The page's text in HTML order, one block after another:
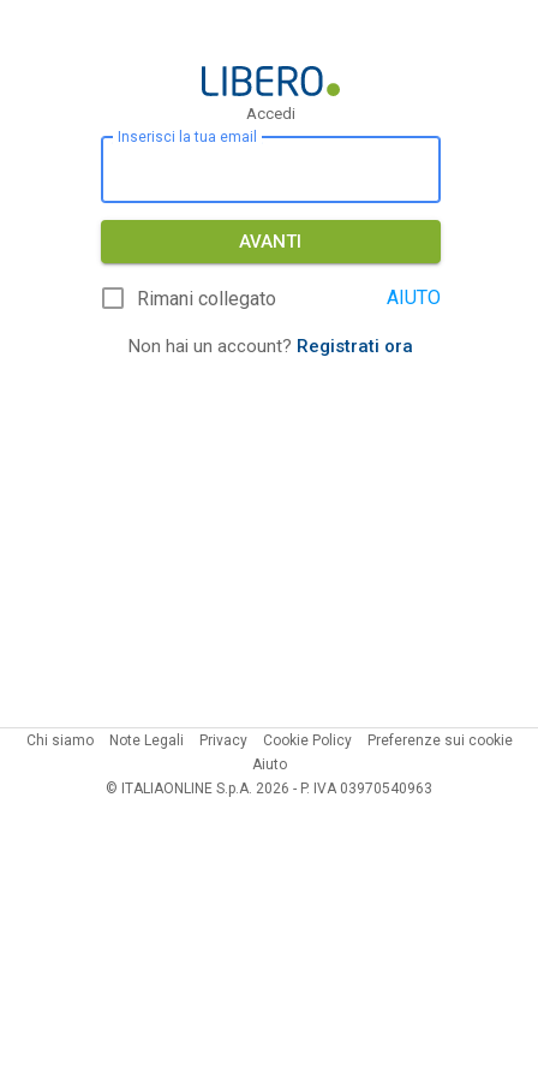
Accedi
Inserisci la tua email
AVANTI
Rimani collegato AIUTO
Non hai un account? Registrati ora
Chi siamo Note Legali Privacy Cookie Policy
Preferenze sui cookie
Aiuto
© ITALIAONLINE S.p.A. 2026 - P. IVA 03970540963